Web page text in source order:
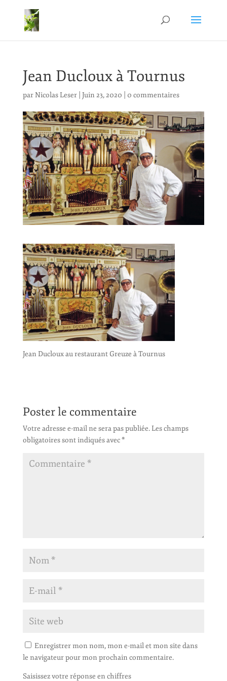
Jean Ducloux à Tournus
parNicolas Leser| Juin 23, 2020 0 commentaires
Jean Ducloux au restaurant Greuze à Tournus
Poster le commentaire
Votre adresse e-mail ne sera pas publiée.Les champs
obligatoires sont indiqués avec*
Enregistrer mon nom, mon e-mail et mon site dans
le navigateur pour mon prochain commentaire.
Saisissez votre réponse en chiffres